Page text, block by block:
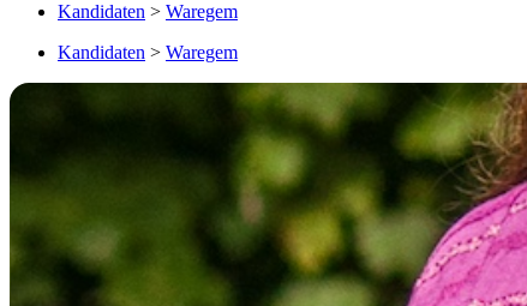
Kandidaten > Waregem
Kandidaten > Waregem